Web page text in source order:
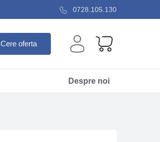
0728.105.130
Cere oferta
Despre noi